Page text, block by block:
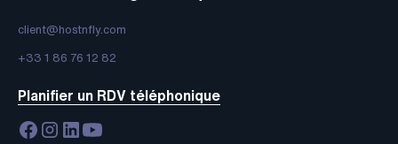
client@hostnfly.com
+33 1 86 76 12 82
Planifier un RDV téléphonique